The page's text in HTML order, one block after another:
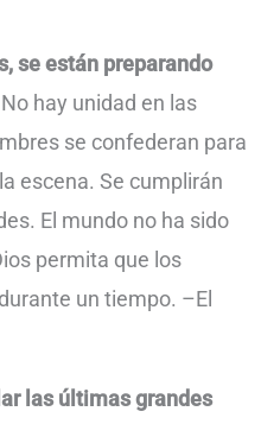
se están preparando
No hay unidad en las
se confederan para
escena. Se cumplirán
El mundo no ha sido
permita que los
un tiempo. –El
las últimas grandes